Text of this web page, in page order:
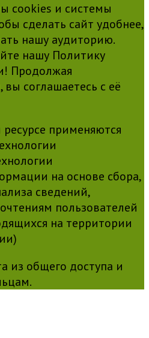
cookies и системы
сделать сайт удобнее,
нашу аудиторию.
нашу Политику
Продолжая
вы соглашаетесь с её
применяются
на основе сбора,
сведений,
пользователей
на территории
из общего доступа и